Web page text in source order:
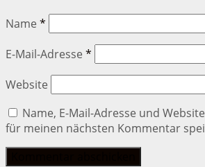
Name *
E-Mail-Adresse *
Website
Name, E-Mail-Adresse und
für meinen nächsten Kommentar